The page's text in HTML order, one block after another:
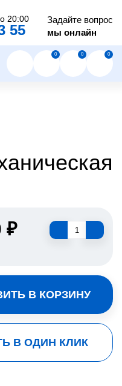
20:00
55
Задайте вопрос
мы онлайн
0 0 0
₽
В КОРЗИНУ
В ОДИН КЛИК